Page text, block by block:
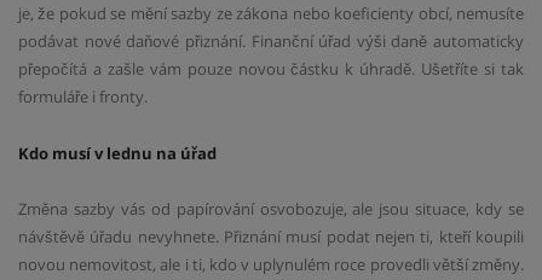
je, že pokud se mění sazby ze zákona nebo koeficienty obcí, nemusíte
podávat nové daňové přiznání. Finanční úřad výši daně automaticky
přepočítá a zašle vám pouze novou částku k úhradě. Ušetříte si tak
formuláře i fronty.
Kdo musí v lednu na úřad
Změna sazby vás od papírování osvobozuje, ale jsou situace, kdy se
návštěvě úřadu nevyhnete. Přiznání musí podat nejen ti, kteří koupili
novou nemovitost, ale i ti, kdo v uplynulém roce provedli větší změny.